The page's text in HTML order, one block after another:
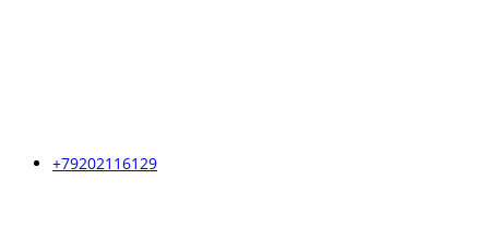
+79202116129